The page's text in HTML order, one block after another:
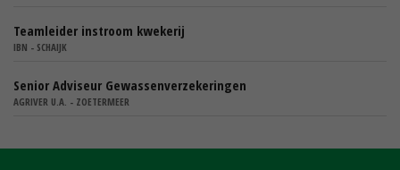
Teamleider instroom kwekerij
IBN - SCHAIJK
Senior Adviseur Gewassenverzekeringen
AGRIVER U.A. - ZOETERMEER